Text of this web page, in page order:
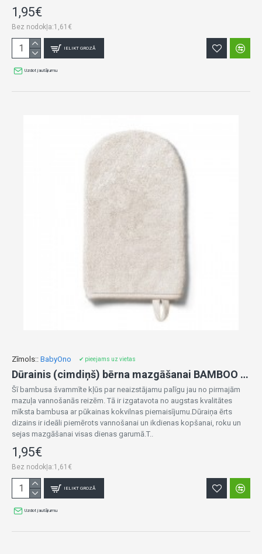
1,95€
Bez nodokļa:1,61€
IELIKT GROZĀ
Uzdot jautājumu
Zīmols:: BabyOno ✔ pieejams uz vietas
Dūrainis (cimdiņš) bērna mazgāšanai BAMBOO 347/11 beige
Šī bambusa švammīte kļūs par neaizstājamu palīgu jau no pirmajām
mazuļa vannošanās reizēm. Tā ir izgatavota no augstas kvalitātes
mīksta bambusa ar pūkainas kokvilnas piemaisījumu.Dūraiņa ērts
dizains ir ideāli piemērots vannošanai un ikdienas kopšanai, roku un
sejas mazgāšanai visas dienas garumā.T..
1,95€
Bez nodokļa:1,61€
IELIKT GROZĀ
Uzdot jautājumu